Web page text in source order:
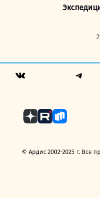
© Ардис 2002-2025 г. Все